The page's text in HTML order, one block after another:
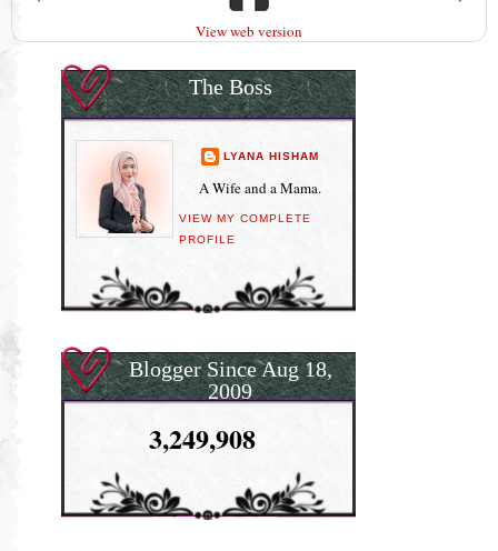
View web version
The Boss
LYANA HISHAM
A Wife and a Mama.
VIEW MY COMPLETE
PROFILE
Blogger Since Aug 18,
2009
3,249,908